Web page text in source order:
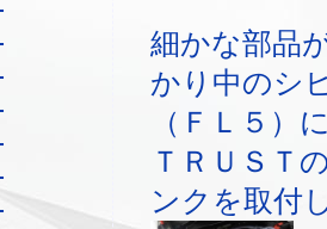
細かな部品
かり中のシ
（ＦＬ５）
ＴＲＵＳＴ
ンクを取付